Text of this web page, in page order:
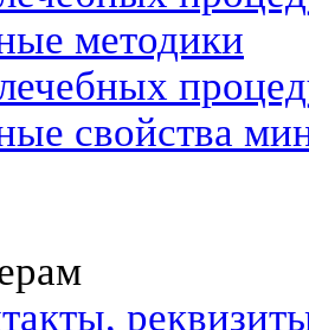
методики
свойства